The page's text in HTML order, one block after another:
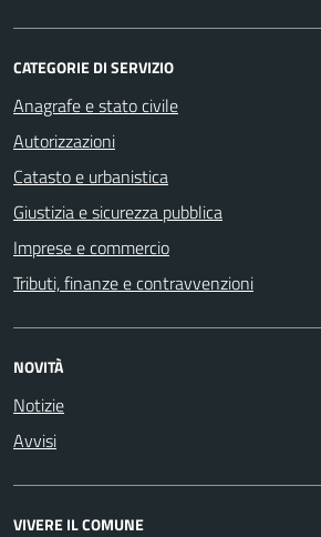
CATEGORIE DI SERVIZIO
Anagrafe e stato civile
Autorizzazioni
Catasto e urbanistica
Giustizia e sicurezza pubblica
Imprese e commercio
Tributi, finanze e contravvenzioni
NOVITÀ
Notizie
Avvisi
VIVERE IL COMUNE